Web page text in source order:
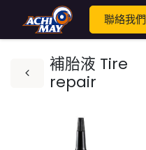
聯絡我們
補胎液 Tire
repair